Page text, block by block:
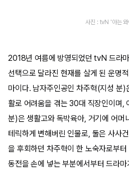
사진 : tvN '아는 와
2018년 여름에 방영되었던 tvN 드라
선택으로 달라진 현재를 살게 된 운명
마이다. 남자주인공인 차주혁(지성 분)
활로 어려움을 겪는 30대 직장인이며,
분)은 생활고와 독박육아, 거기에 어머
테릭하게 변해버린 인물로, 둘은 사사
을 후회하던 차주혁이 한 노숙자로부
동전을 손에 넣는 부분에서부터 드라